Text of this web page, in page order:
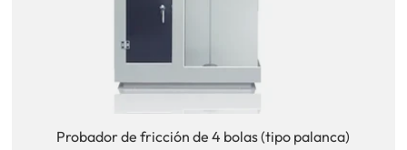
Probador de fricción de 4 bolas (tipo palanca)